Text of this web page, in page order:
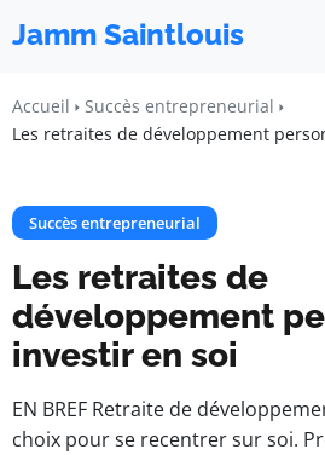
Jamm Saintlouis
Accueil
Succès entrepreneurial
Les retraites de développement
Succès entrepreneurial
Les retraites de
développement
investir en soi
EN BREF Retraite de
choix pour se recentrer sur soi.